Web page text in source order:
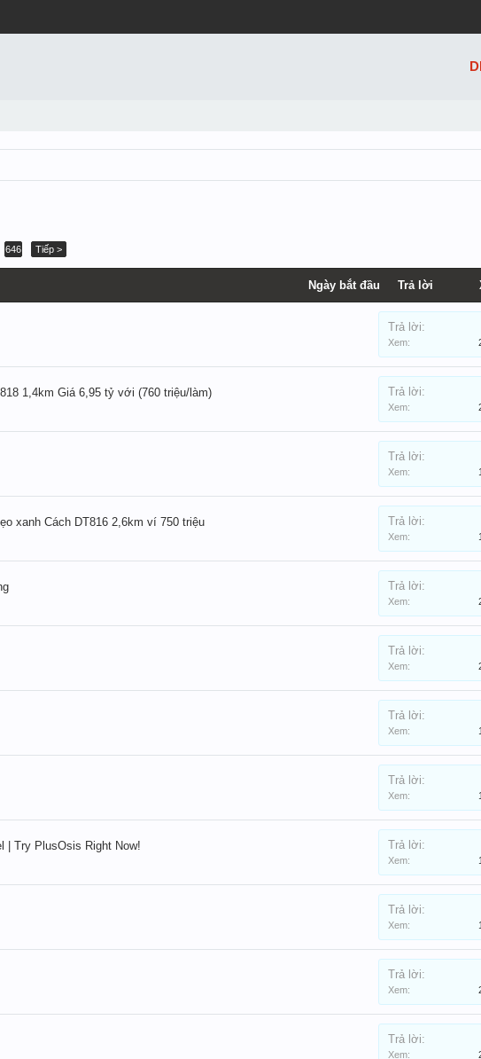
646 Tiếp >
Ngày bắt đầu Trả lời
Trả lời:
Xem:
1,4km Giá 6,95 tỷ với (760 triệu/làm) Trả lời:
Xem:
Trả lời:
Xem:
xanh Cách DT816 2,6km ví 750 triệu Trả lời:
Xem:
Trả lời:
Xem:
Trả lời:
Xem:
Trả lời:
Xem:
Trả lời:
Xem:
| Try PlusOsis Right Now! Trả lời:
Xem:
Trả lời:
Xem:
Trả lời:
Xem:
Trả lời:
Xem: